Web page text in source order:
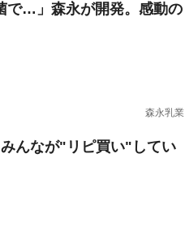
で…」森永が開発。感動の
森永乳業
んなが"リピ買い"してい